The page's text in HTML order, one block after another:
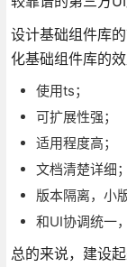
设计基础组件库
化基础组件库的
使用ts；
可扩展性强；
适用程度高；
文档清楚详细；
版本隔离，小
和UI协调统一
总的来说，建设